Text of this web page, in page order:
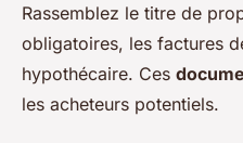
Rassemblez le titre de
obligatoires, les factures
hypothécaire. Ces
les acheteurs potentiels.